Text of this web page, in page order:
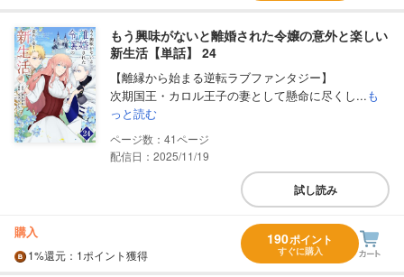
もう興味がないと離婚された令嬢の意外と楽しい
新生活【単話】 24
【離縁から始まる逆転ラブファンタジー】
次期国王・カロル王子の妻として懸命に尽くし...も
っと読む
41
配信日：2025/11/19
試し読み
購入
1%還元 ：1ポイント獲得
190ポイント
すぐに購入